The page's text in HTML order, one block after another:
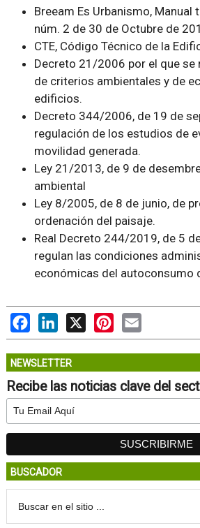
Breeam Es Urbanismo, Manual
núm. 2 de 30 de Octubre de
CTE, Código Técnico de la
Decreto 21/2006 por el que se
de criterios ambientales y de
edificios.
Decreto 344/2006, de 19 de
regulación de los estudios de
movilidad generada.
Ley 21/2013, de 9 de
ambiental
Ley 8/2005, de 8 de junio, de
ordenación del paisaje.
Real Decreto 244/2019, de 5
regulan las condiciones
económicas del autoconsumo
FacebookLinkedIn
X PinterestEmail
NEWSLETTER
Recibe las noticias clave del
BUSCADOR